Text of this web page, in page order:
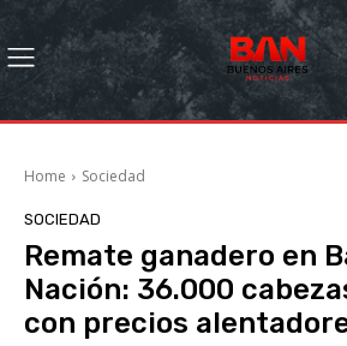
Home Sociedad
SOCIEDAD
Remate ganadero en
Nación: 36.000
con precios